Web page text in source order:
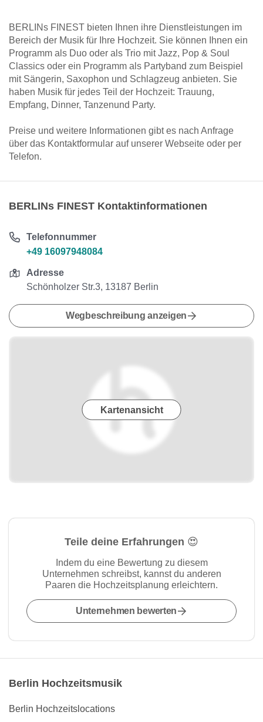
BERLINs FINEST bieten Ihnen ihre Dienstleistungen im
Bereich der Musik für Ihre Hochzeit. Sie können Ihnen ein
Programm als Duo oder als Trio mit Jazz, Pop & Soul
Classics oder ein Programm als Partyband zum Beispiel
mit Sängerin, Saxophon und Schlagzeug anbieten. Sie
haben Musik für jedes Teil der Hochzeit: Trauung,
Empfang, Dinner, Tanzenund Party.
Preise und weitere Informationen gibt es nach Anfrage
über das Kontaktformular auf unserer Webseite oder per
Telefon.
BERLINs FINEST Kontaktinformationen
Telefonnummer
+49 16097948084
Adresse
Schönholzer Str.3, 13187 Berlin
Wegbeschreibung anzeigen
Kartenansicht
Teile deine Erfahrungen 😍
Indem du eine Bewertung zu diesem
Unternehmen schreibst, kannst du anderen
Paaren die Hochzeitsplanung erleichtern.
Unternehmen bewerten
Berlin Hochzeitsmusik
Berlin Hochzeitslocations